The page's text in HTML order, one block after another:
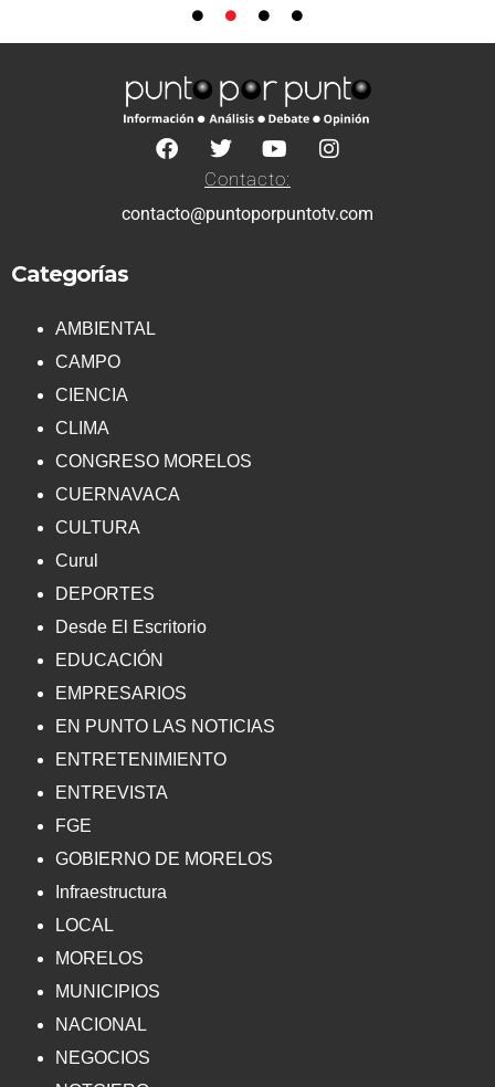
Contacto:
contacto@puntoporpuntotv.com
Categorías
AMBIENTAL
CAMPO
CIENCIA
CLIMA
CONGRESO MORELOS
CUERNAVACA
CULTURA
Curul
DEPORTES
Desde El Escritorio
EDUCACIÓN
EMPRESARIOS
EN PUNTO LAS NOTICIAS
ENTRETENIMIENTO
ENTREVISTA
FGE
GOBIERNO DE MORELOS
Infraestructura
LOCAL
MORELOS
MUNICIPIOS
NACIONAL
NEGOCIOS